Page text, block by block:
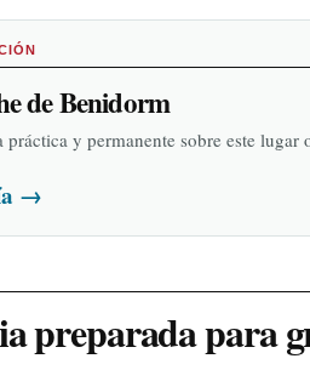
de Benidorm
y permanente sobre este lugar
→
preparada para